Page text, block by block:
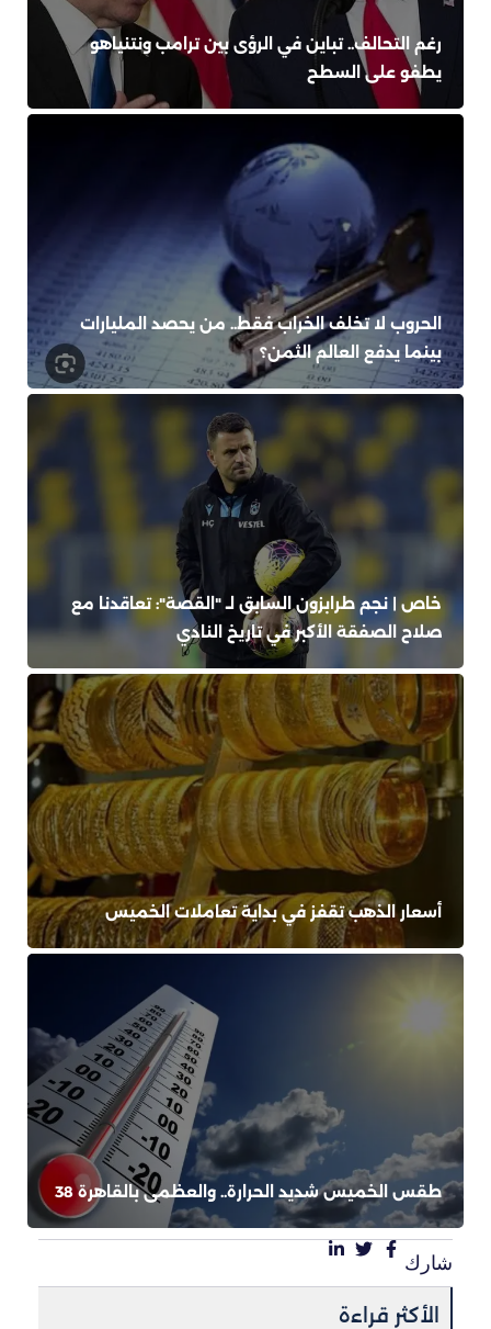
رغم التحالف.. تباين في الرؤى بين ترامب ونتنياهو
يطفو على السطح
الحروب لا تخلف الخراب فقط.. من يحصد المليارات
بينما يدفع العالم الثمن؟
خاص | نجم طرابزون السابق لـ "القصة": تعاقدنا مع
صلاح الصفقة الأكبر في تاريخ النادي
أسعار الذهب تقفز في بداية تعاملات الخميس
طقس الخميس شديد الحرارة.. والعظمى بالقاهرة 38
شارك
الأكثر قراءة